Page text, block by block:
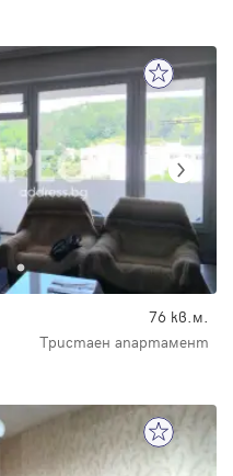
76 кв.м.
Тристаен апартамент